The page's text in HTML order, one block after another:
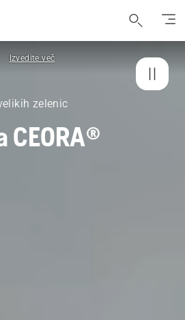
Izvedite več
zelenic
CEORA®